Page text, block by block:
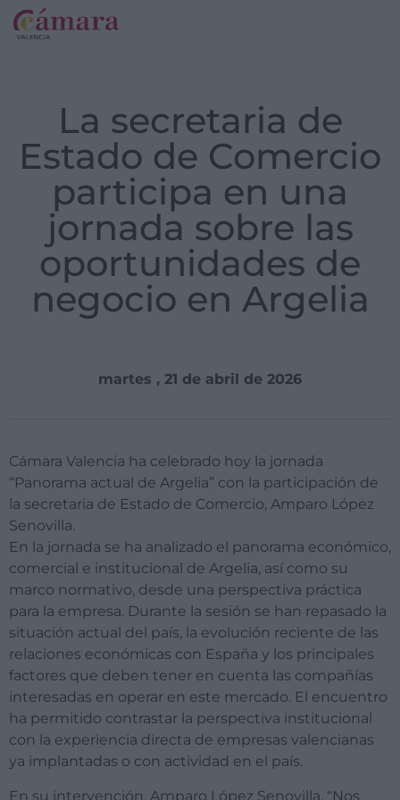
La secretaria de
Estado de Comercio
participa en una
jornada sobre las
oportunidades de
negocio en Argelia
martes , 21 de abril de 2026
Cámara Valencia ha celebrado hoy la jornada
“Panorama actual de Argelia” con la participación de
la secretaria de Estado de Comercio, Amparo López
Senovilla.
En la jornada se ha analizado el panorama económico,
comercial e institucional de Argelia, así como su
marco normativo, desde una perspectiva práctica
para la empresa. Durante la sesión se han repasado la
situación actual del país, la evolución reciente de las
relaciones económicas con España y los principales
factores que deben tener en cuenta las compañías
interesadas en operar en este mercado. El encuentro
ha permitido contrastar la perspectiva institucional
con la experiencia directa de empresas valencianas
ya implantadas o con actividad en el país.
En su intervención, Amparo López Senovilla. “Nos